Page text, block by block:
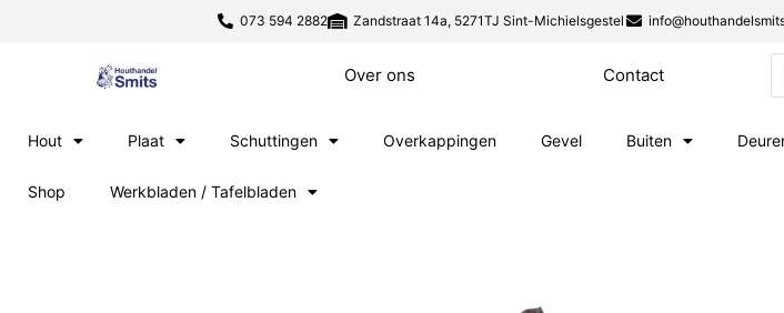
073 594 2882 Zandstraat 14a, 5271TJ Sint-Michielsgestel
Over ons Contact
Hout Plaat Schuttingen Overkappingen Gevel Buiten
Shop Werkbladen / Tafelbladen